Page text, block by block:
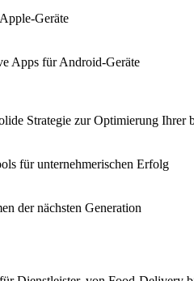
Geräte
Apps für Android-Geräte
Strategie zur Optimierung Ihrer
für unternehmerischen Erfolg
der nächsten Generation